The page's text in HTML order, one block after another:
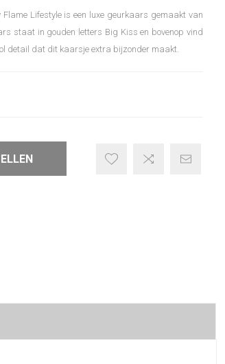
Lifestyle is een luxe geurkaars gemaakt van
staat in gouden letters Big Kiss en bovenop vind
detail dat dit kaarsje extra bijzonder maakt.